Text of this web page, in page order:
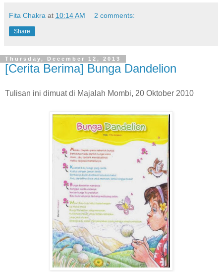
Fita Chakra at 10:14 AM 2 comments:
Share
Thursday, December 12, 2013
[Cerita Berima] Bunga Dandelion
Tulisan ini dimuat di Majalah Mombi, 20 Oktober 2010